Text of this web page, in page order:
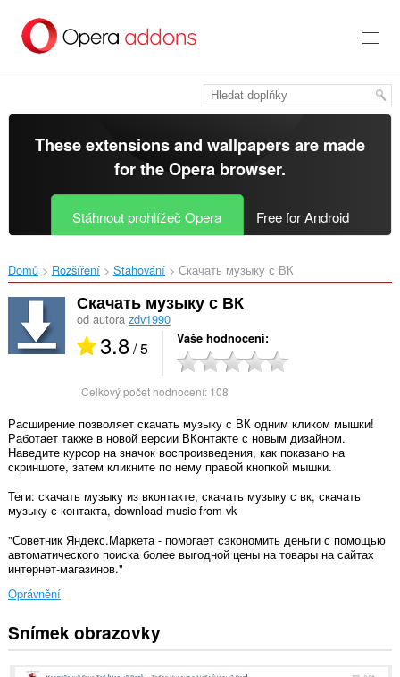
přímo
These extensions and wallpapers are made
for theOpera browser.
Stáhnout prohlížeč Opera Free for Android
Domů Rozšíření Stahování Скачать музыку с ВК‎
Скачать музыку с ВК
od autora zdv1990
3.8/ 5 Vaše hodnocení
Celkový počet hodnocení: 108
Расширение позволяет скачать музыку с ВК одним кликом мышки!
Работает также в новой версии ВКонтакте с новым дизайном.
Наведите курсор на значок воспроизведения, как показано на
скриншоте, затем кликните по нему правой кнопкой мышки.
Теги: скачать музыку из вконтакте, скачать музыку с вк, скачать
музыку с контакта, download music from vk
"Советник Яндекс.Маркета - помогает сэкономить деньги с помощью
автоматического поиска более выгодной цены на товары на сайтах
интернет-магазинов."
Oprávnění
Toto
rozšíření
Snímek obrazovky